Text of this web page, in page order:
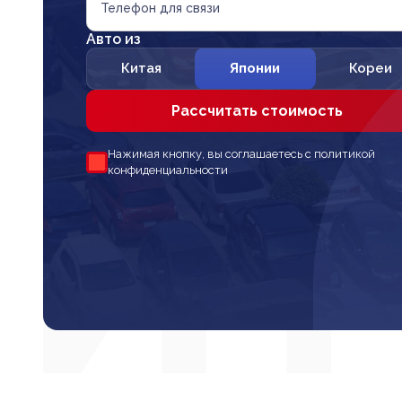
Телефон для связи
Авто из
Китая Японии Кореи
Рассчитать стоимость
Нажимая кнопку, вы соглашаетесь с политикой
конфиденциальности